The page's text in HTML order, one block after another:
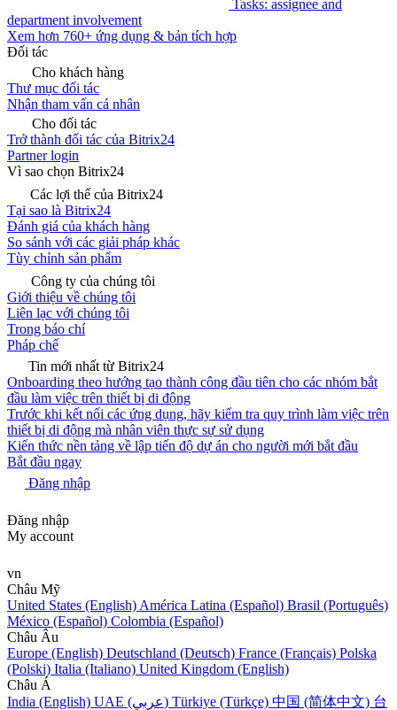
Tasks: assignee and
department involvement
Xem hơn 760+ ứng dụng & bản tích hợp
Đối tác
Cho khách hàng
Thư mục đối tác
Nhận tham vấn cá nhân
Cho đối tác
Trở thành đối tác của Bitrix24
Partner login
Vì sao chọn Bitrix24
Các lợi thế của Bitrix24
Tại sao là Bitrix24
Đánh giá của khách hàng
So sánh với các giải pháp khác
Tùy chỉnh sản phẩm
Công ty của chúng tôi
Giới thiệu về chúng tôi
Liên lạc với chúng tôi
Trong báo chí
Pháp chế
Tin mới nhất từ Bitrix24
Onboarding theo hướng tạo thành công đầu tiên cho các nhóm bắt
đầu làm việc trên thiết bị di động
Trước khi kết nối các ứng dụng, hãy kiểm tra quy trình làm việc trên
thiết bị di động mà nhân viên thực sự sử dụng
Kiến thức nền tảng về lập tiến độ dự án cho người mới bắt đầu
Bắt đầu ngay
Đăng nhập
Đăng nhập
My account
vn
Châu Mỹ
United States (English) América Latina (Español) Brasil (Português)
México (Español) Colombia (Español)
Châu Âu
Europe (English) Deutschland (Deutsch) France (Français) Polska
(Polski) Italia (Italiano) United Kingdom (English)
Châu Á
India (English)
UAE (عربي) Türkiye (Türkçe) 中国 (简体中文) 台